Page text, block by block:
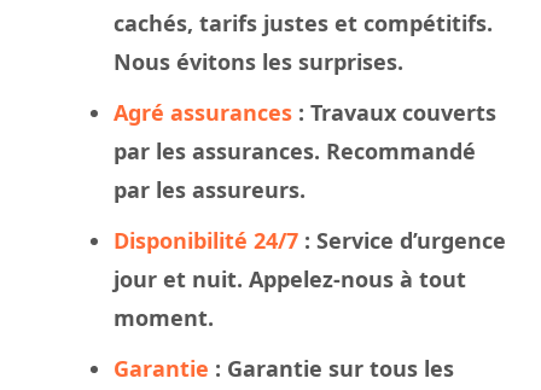
cachés, tarifs justes et compétitifs.
Nous évitons les surprises.
Agré assurances : Travaux couverts
par les assurances. Recommandé
par les assureurs.
Disponibilité 24/7 : Service d’urgence
jour et nuit. Appelez-nous à tout
moment.
Garantie : Garantie sur tous les